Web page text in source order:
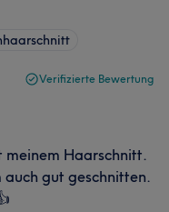
Verifizierte Bewertung
meinem Haarschnitt.
auch gut geschnitten.